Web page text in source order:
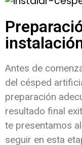
Antes de
del césped
preparación
resultado final
te presentamos
seguir en esta